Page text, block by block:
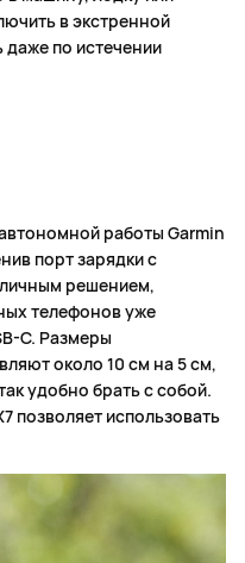
в экстренной
даже по истечении
работы Garmin
порт зарядки с
решением,
телефонов уже
C. Размеры
около 10 см на 5 см,
удобно брать с собой.
позволяет использовать